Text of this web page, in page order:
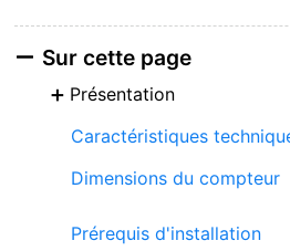
Sur cette page
Présentation
Caractéristiques
Dimensions du compteur
Prérequis d'installation